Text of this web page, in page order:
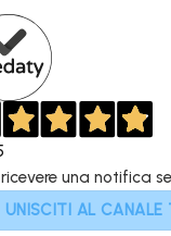
ricevere una notifica
UNISCITI AL CANALE